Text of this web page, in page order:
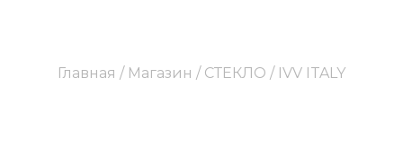
Главная / Магазин / СТЕКЛО / IVV ITALY